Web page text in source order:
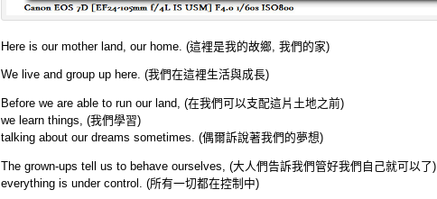
Here is our mother land, our home. (這裡是我的故鄉, 我們的家)
We live and group up here. (我們在這裡生活與成長)
Before we are able to run our land, (在我們可以支配這片土地之前)
we learn things, (我們學習)
talking about our dreams sometimes. (偶爾訴說著我們的夢想)
The grown-ups tell us to behave ourselves, (大人們告訴我們管好我們自己就可以了)
everything is under control. (所有一切都在控制中)